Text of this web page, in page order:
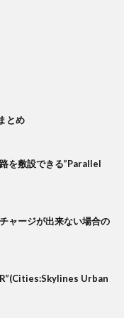
とめ
を敷設できる”Parallel
ャージが出来ない場合の
Urban